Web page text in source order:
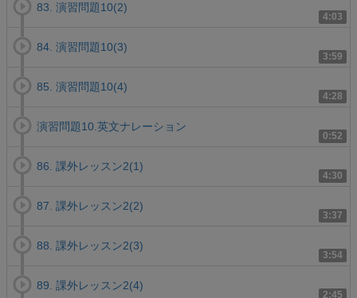
4:03
83. 演習問題10(2)
3:59
84. 演習問題10(3)
4:28
85. 演習問題10(4)
0:52
演習問題10.英文ナレーション
4:30
86. 課外レッスン2(1)
3:37
87. 課外レッスン2(2)
3:54
88. 課外レッスン2(3)
2:45
89. 課外レッスン2(4)